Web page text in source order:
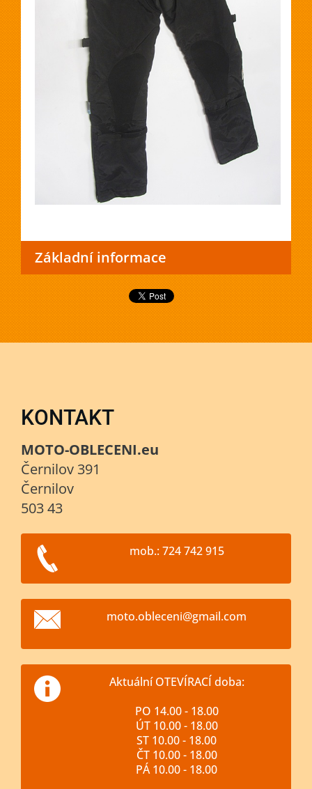
Základní informace
KONTAKT
MOTO-OBLECENI.eu
Černilov 391
Černilov
503 43
mob.: 724 742 915
moto.obleceni@gmail.com
Aktuální OTEVÍRACÍ doba:
PO 14.00 - 18.00
ÚT 10.00 - 18.00
ST 10.00 - 18.00
ČT 10.00 - 18.00
PÁ 10.00 - 18.00